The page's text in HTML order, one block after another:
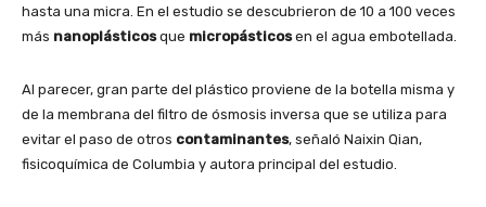
hasta una micra. En el estudio se descubrieron de 10 a 100 veces
más nanoplásticosque micropásticosen el agua embotellada.
Al parecer, gran parte del plástico proviene de la botella misma y
de la membrana del filtro de ósmosis inversa que se utiliza para
evitar el paso de otros contaminantes, señaló Naixin Qian,
fisicoquímica de Columbia y autora principal del estudio.